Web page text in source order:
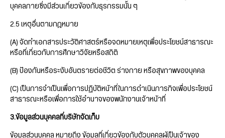
บุคคลภายซึ่งมีส่วนเกี่ยวข้องกับธุรกรรมนั้น ๆ
2.5 เหตุอื่นตามกฎหมาย
(A) จัดทำเอกสารประวัติศาสตร์หรือจดหมายเหตุเพื่อประโยชน์สาธารณะ
หรือที่เกี่ยวกับการศึกษาวิจัยหรือสถิติ
(B) ป้องกันหรือระงับอันตรายต่อชีวิต ร่างกาย หรือสุขภาพของบุคคล
(C) เป็นการจำเป็นเพื่อการปฏิบัติหน้าที่ในการดำเนินภารกิจเพื่อประโยชน์
สาธารณะหรือเพื่อการใช้อำนาจของพนักงานเจ้าหน้าที่
3.ข้อมูลส่วนบุคคลที่บริษัทจัดเก็บ
ข้อมูลส่วนบุคคล หมายถึง ข้อมูลที่เกี่ยวข้องกับตัวบุคคลผู้เป็นเจ้าของ